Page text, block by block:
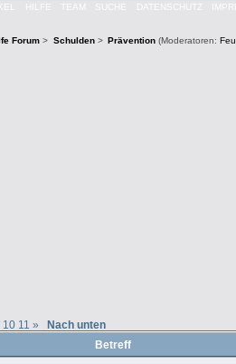
HILFE TEAM SUCHE DATENSCHUTZ
Forum > Schulden> Prävention(Moderatoren:
10 11 »
Nach unten
Betreff